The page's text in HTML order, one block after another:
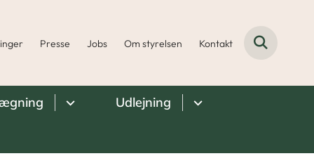
Presse Jobs Om styrelsen Kontakt
Udlejning